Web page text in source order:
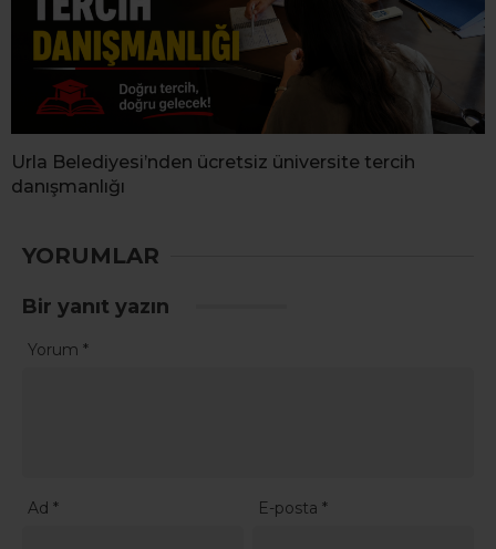
Urla Belediyesi’nden ücretsiz üniversite tercih
danışmanlığı
YORUMLAR
Bir yanıt yazın
Yorum *
Ad * E-posta*